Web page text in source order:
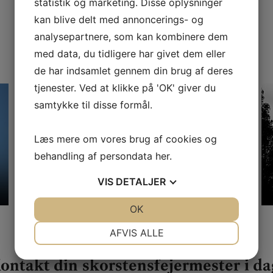
Læs mere
Inden besøget
din skorstensfejermester i
kan blive delt med annoncerings- og
analysepartnere, som kan kombinere dem
med data, du tidligere har givet dem eller
de har indsamlet gennem din brug af deres
tjenester. Ved at klikke på 'OK' giver du
samtykke til disse formål.
Læs mere om vores brug af cookies og
behandling af persondata her.
VIS DETALJER
MARKETING STATISTIK
AFVIS ALLE
OK